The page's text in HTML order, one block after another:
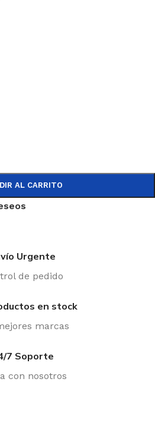
AL CARRITO
Urgente
de pedido
en stock
marcas
7 Soporte
con nosotros